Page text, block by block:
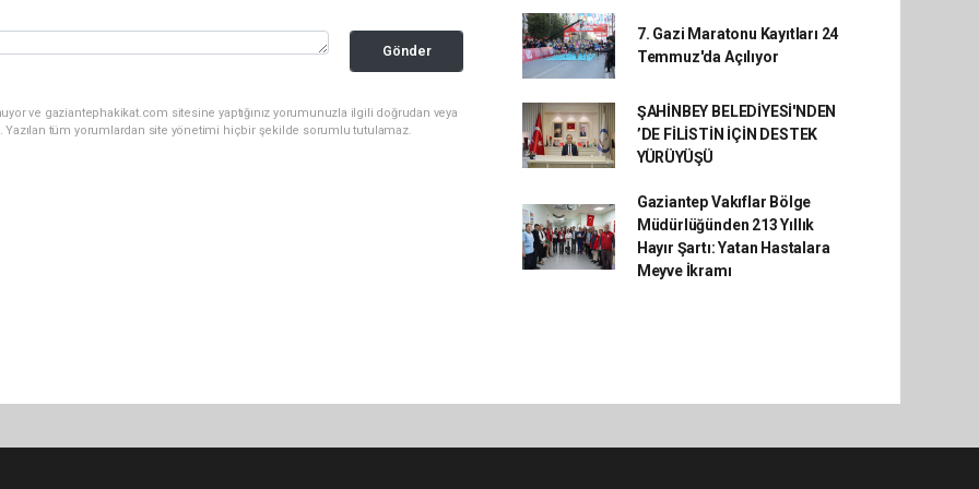
Gönder
ve gaziantephakikat.com sitesine yaptığınız yorumunuzla ilgili doğrudan veya
Yazılan tüm yorumlardan site yönetimi hiçbir şekilde sorumlu tutulamaz.
7. Gazi Maratonu Kayıtları 24
Temmuz'da Açılıyor
ŞAHİNBEY BELEDİYESİ'NDEN
’DE FİLİSTİN İÇİN DESTEK
YÜRÜYÜŞÜ
Gaziantep Vakıflar Bölge
Müdürlüğünden 213 Yıllık
Hayır Şartı: Yatan Hastalara
Meyve İkramı